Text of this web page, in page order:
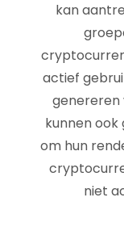
kan
actief
genereren
kunnen ook
om hun
niet